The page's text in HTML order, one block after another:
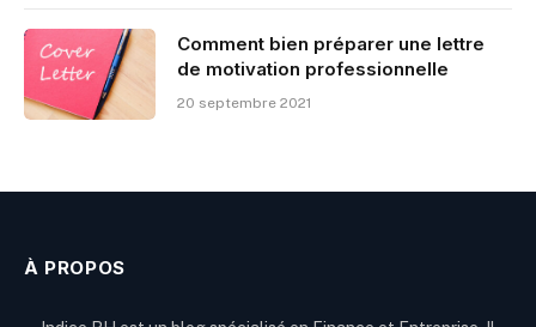
Comment bien préparer une lettre
de motivation professionnelle
20 septembre 2021
À PROPOS